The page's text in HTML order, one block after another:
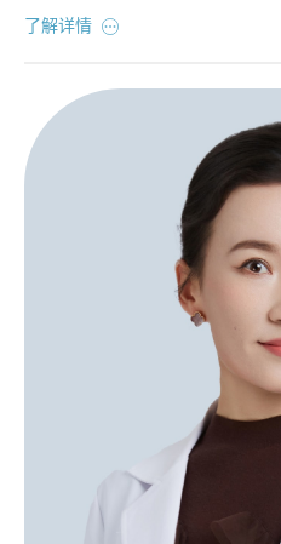
了解详情